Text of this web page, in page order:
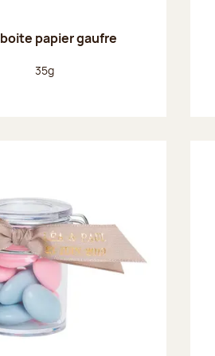
papier gaufre
Poids net :
35g